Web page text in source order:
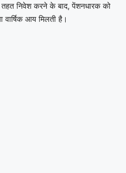
निवेश करने के बाद, पेंशनधारक को
वार्षिक आय मिलती है।